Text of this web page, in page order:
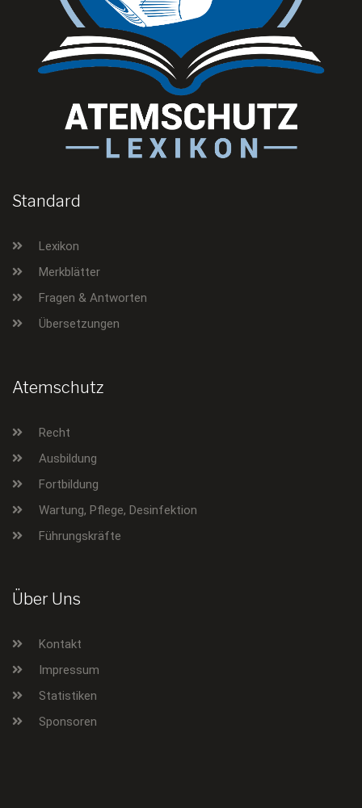
Standard
Lexikon
Merkblätter
Fragen & Antworten
Übersetzungen
Atemschutz
Recht
Ausbildung
Fortbildung
Wartung, Pflege, Desinfektion
Führungskräfte
Über Uns
Kontakt
Impressum
Statistiken
Sponsoren